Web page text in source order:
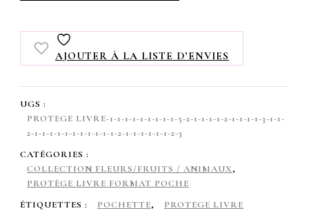
livre
format
poche
avec
un
rabat
AJOUTER À LA LISTE D’ENVIES
UGS :
PROTEGE LIVRE-1-1-1-1-1-1-1-1-1-5-2-1-1-1-1-2-1-1-1-1-3-1-1-
2-1-1-1-1-1-1-1-1-1-1-1-2-1-1-1-1-1-1-2-3
CATÉGORIES :
COLLECTION FLEURS/FRUITS / ANIMAUX,
PROTÈGE LIVRE FORMAT POCHE
ÉTIQUETTES :
POCHETTE, PROTEGE LIVRE